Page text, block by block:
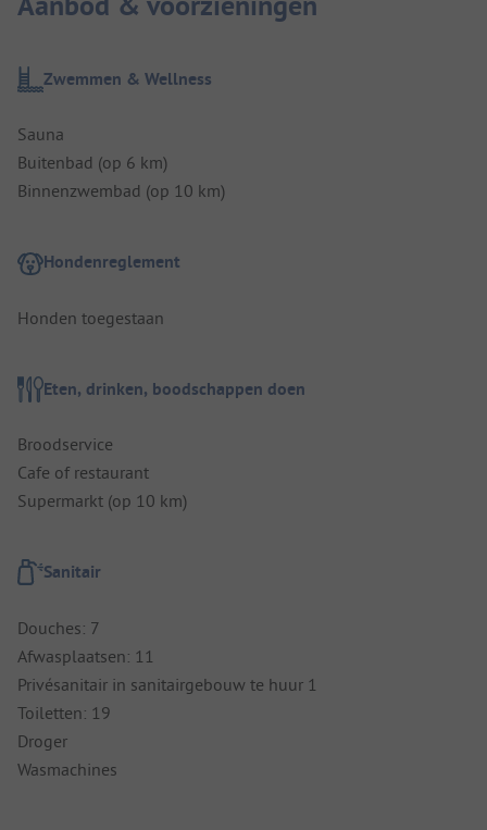
Zwemmen & Wellness
Sauna
Buitenbad (op 6 km)
Binnenzwembad (op 10 km)
Hondenreglement
Honden toegestaan
Eten, drinken, boodschappen doen
Broodservice
Cafe of restaurant
Supermarkt (op 10 km)
Sanitair
Douches: 7
Afwasplaatsen: 11
Privésanitair in sanitairgebouw te huur 1
Toiletten: 19
Droger
Wasmachines